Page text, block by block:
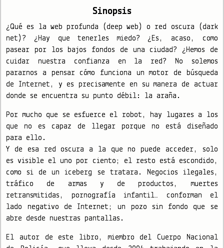
Sinopsis
¿Qué es la web profunda (deep web) o red oscura (dark
net)? ¿Hay que tenerles miedo? ¿Es, acaso, como
pasear por los bajos fondos de una ciudad? ¿Hemos de
cuidar nuestra confianza en la red? No solemos
pararnos a pensar cómo funciona un motor de búsqueda
de Internet, y es precisamente en su manera de actuar
donde se encuentra su punto débil: la araña.
Por mucho que se esfuerce el robot, hay lugares a los
que no es capaz de llegar porque no está diseñado
para ello.
Y de esa red oscura a la que no puede acceder, solo
es visible el uno por ciento; el resto está escondido,
como si de un iceberg se tratara. Negocios ilegales,
tráfico de armas y de productos, muertes
retransmitidas, pornografía infantil… conforman el
lado negativo de Internet; un pozo sin fondo que se
abre desde nuestras pantallas.
El autor de este libro, miembro del Cuerpo Nacional